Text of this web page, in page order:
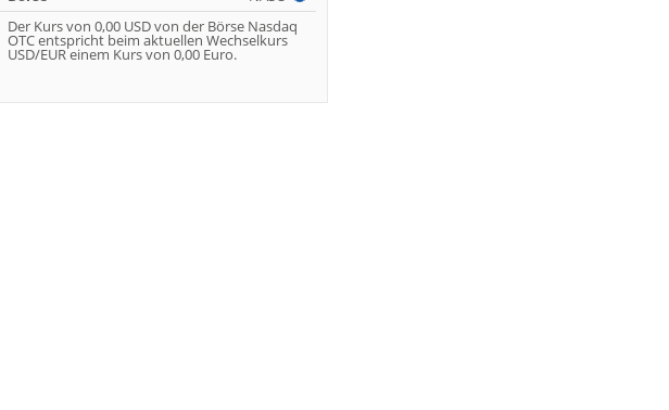
Der Kurs von 0,00 USD von der Börse Nasdaq
OTC entspricht beim aktuellen Wechselkurs
USD/EUR einem Kurs von 0,00 Euro.